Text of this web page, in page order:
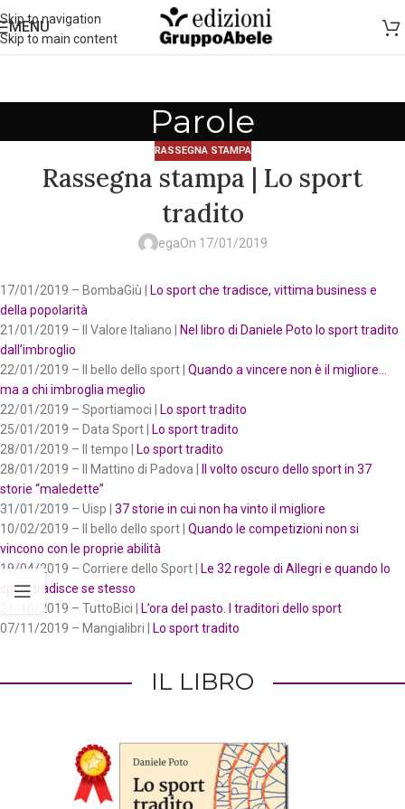
Skip to navigation
Skip to main content
MENU
Parole
RASSEGNA STAMPA
Rassegna stampa | Lo sport
tradito
egaOn 17/01/2019
17/01/2019 – BombaGiù |
Lo sport che tradisce, vittima business e
della popolarità
21/01/2019 – Il Valore Italiano |
Nel libro di Daniele Poto lo sport tradito
dall’imbroglio
22/01/2019 – Il bello dello sport | Quando a vincere non è il migliore…
ma a chi imbroglia meglio
22/01/2019 – Sportiamoci |
Lo sport tradito
25/01/2019 – Data Sport |
Lo sport tradito
28/01/2019 – Il tempo |
Lo sport tradito
28/01/2019 – Il Mattino di Padova |
Il volto oscuro dello sport in 37
storie “maledette”
31/01/2019 – Uisp | 37 storie in cui non ha vinto il migliore
10/02/2019 – Il bello dello sport | Quando le competizioni non si
vincono con le proprie abilità
19/04/2019 – Corriere dello Sport |
Le 32 regole di Allegri e quando lo
sport tradisce se stesso
21/10/2019 – TuttoBici |
L’ora del pasto. I traditori dello sport
07/11/2019 – Mangialibri |
Lo sport tradito
IL LIBRO